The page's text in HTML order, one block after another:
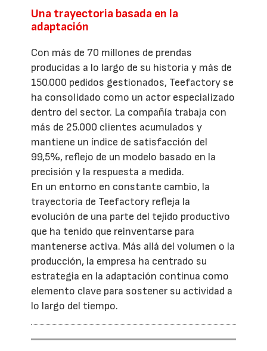
Una trayectoria basada en la
adaptación
Con más de 70 millones de prendas
producidas a lo largo de su historia y más de
150.000 pedidos gestionados, Teefactory se
ha consolidado como un actor especializado
dentro del sector. La compañía trabaja con
más de 25.000 clientes acumulados y
mantiene un índice de satisfacción del
99,5%, reflejo de un modelo basado en la
precisión y la respuesta a medida.
En un entorno en constante cambio, la
trayectoria de Teefactory refleja la
evolución de una parte del tejido productivo
que ha tenido que reinventarse para
mantenerse activa. Más allá del volumen o la
producción, la empresa ha centrado su
estrategia en la adaptación continua como
elemento clave para sostener su actividad a
lo largo del tiempo.